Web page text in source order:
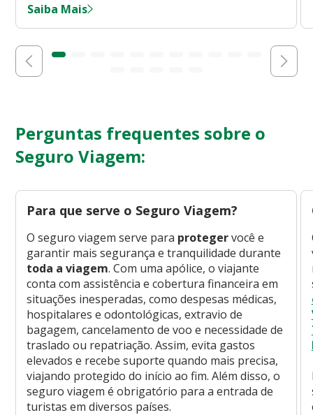
Saiba Mais
Perguntas frequentes sobre o
Seguro Viagem:
Para que serve o Seguro Viagem?
O seguro viagem serve para protegervocê e
garantir mais segurança e tranquilidade durante
toda a viagem. Com uma apólice, o viajante
conta com assistência e cobertura financeira em
situações inesperadas, como despesas médicas,
hospitalares e odontológicas, extravio de
bagagem, cancelamento de voo e necessidade de
traslado ou repatriação. Assim, evita gastos
elevados e recebe suporte quando mais precisa,
viajando protegido do início ao fim. Além disso, o
seguro viagem é obrigatório para a entrada de
turistas em diversos países.